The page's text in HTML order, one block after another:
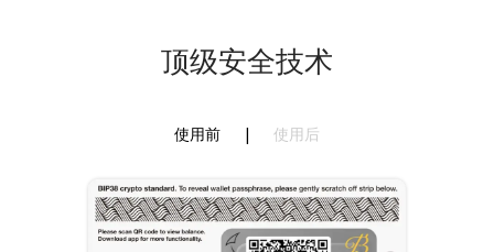
顶级安全技术
使用前 | 使用后